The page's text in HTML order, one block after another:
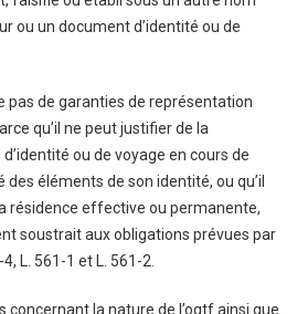
ou un document d’identité ou de
pas de garanties de représentation
qu’il ne peut justifier de la
ou de voyage en cours de
des éléments de son identité, ou qu’il
résidence effective ou permanente,
soustrait aux obligations prévues par
L. 561-1 et L. 561-2.
concernant la nature de l’oqtf ainsi que